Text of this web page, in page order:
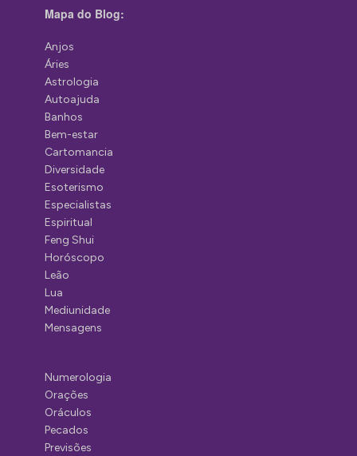
Mapa do Blog:
Anjos
Áries
Astrologia
Autoajuda
Banhos
Bem-estar
Cartomancia
Diversidade
Esoterismo
Especialistas
Espiritual
Feng Shui
Horóscopo
Leão
Lua
Mediunidade
Mensagens
Numerologia
Orações
Oráculos
Pecados
Previsões